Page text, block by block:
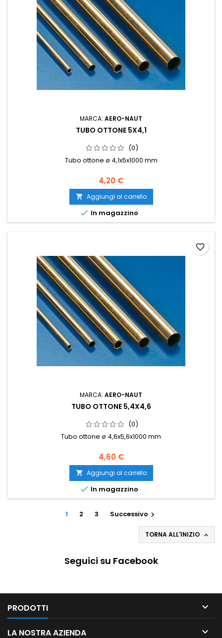
MARCA: AERO-NAUT
TUBO OTTONE 5X4,1
(0)
Tubo ottone ø 4,1x5x1000 mm
4,20 €
 Aggiungi al carrello
 In magazzino
MARCA: AERO-NAUT
TUBO OTTONE 5,4X4,6
(0)
Tubo ottone ø 4,6x5,6x1000 mm
4,60 €
 Aggiungi al carrello
 In magazzino
favorite_border
1 2 3 Successivo 
TORNA ALL'INIZIO 
Seguici su Facebook
PRODOTTI 
LA NOSTRA AZIENDA 